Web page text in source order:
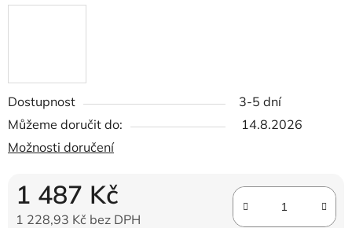
Dostupnost
3-5 dní
Můžeme doručit do:
14.8.2026
Možnosti doručení
1 487 Kč
1 228,93 Kč bez DPH